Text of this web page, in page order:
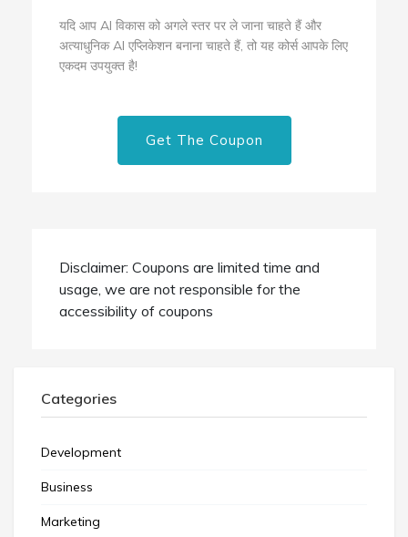
यदि आप AI विकास को अगले स्तर पर ले जाना चाहते हैं और
अत्याधुनिक AI एप्लिकेशन बनाना चाहते हैं, तो यह कोर्स आपके लिए
एकदम उपयुक्त है!
Get The Coupon
Disclaimer: Coupons are limited time and
usage, we are not responsible for the
accessibility of coupons
Categories
Development
Business
Marketing